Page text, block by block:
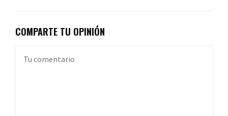
COMPARTE TU OPINIÓN